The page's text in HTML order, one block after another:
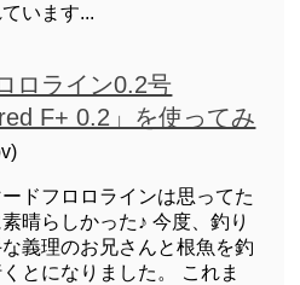
います...
ロライン0.2号
F+ 0.2」を使ってみ
ドフロロラインは思ってた
晴らしかった♪ 今度、釣り
義理のお兄さんと根魚を釣
とになりました。 これま